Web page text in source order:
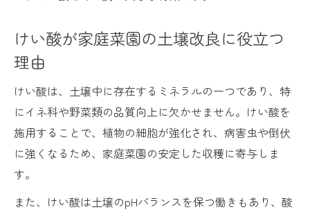
けい酸とくん炭が作物の品質を高める理由
けい酸による作物の病害虫抵抗性の向上ポ
イント
る理由
けい酸の効果で実感する作物の美味しさア
ップ術
くん炭とけい酸で丈夫な作物に育てる方法
イド
けい酸が家庭菜園の土壌改良に役立つ
理由
けい酸は、土壌中に存在するミネラルの一つであり、特
にイネ科や野菜類の品質向上に欠かせません。けい酸を
施用することで、植物の細胞が強化され、病害虫や倒伏
に強くなるため、家庭菜園の安定した収穫に寄与しま
す。
また、けい酸は土壌のpHバランスを保つ働きもあり、酸